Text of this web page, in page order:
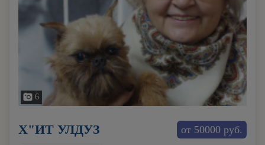
6
от 50000 руб.
Х"ИТ УЛДУЗ